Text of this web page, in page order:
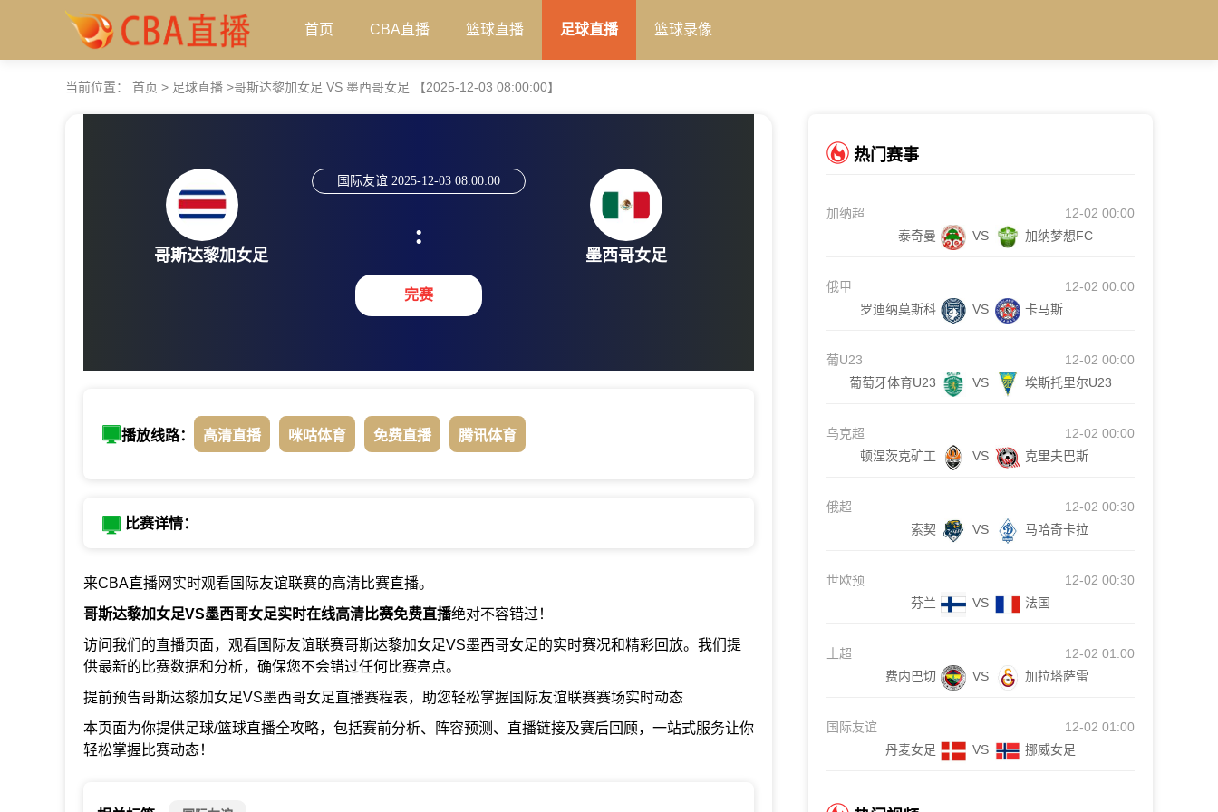
首页 CBA直播 篮球直播 足球直播 篮球录像
当前位置： 首页 > 足球直播 >哥斯达黎加女足 VS 墨西哥女足 【2025-12-03 08:00:00】
哥斯达黎加女足
国际友谊 2025-12-03 08:00:00
:
完赛
墨西哥女足
播放线路： 高清直播 咪咕体育 免费直播 腾讯体育
比赛详情：
来CBA直播网实时观看国际友谊联赛的高清比赛直播。
哥斯达黎加女足VS墨西哥女足实时在线高清比赛免费直播绝对不容错过！
访问我们的直播页面，观看国际友谊联赛哥斯达黎加女足VS墨西哥女足的实时赛况和精彩回放。我们提
供最新的比赛数据和分析，确保您不会错过任何比赛亮点。
提前预告哥斯达黎加女足VS墨西哥女足直播赛程表，助您轻松掌握国际友谊联赛赛场实时动态
本页面为你提供足球/篮球直播全攻略，包括赛前分析、阵容预测、直播链接及赛后回顾，一站式服务让你
轻松掌握比赛动态！
热门赛事
加纳超
12-02 00:00
泰奇曼
VS 加纳梦想FC
俄甲
12-02 00:00
罗迪纳莫斯科
VS 卡马斯
葡U23
12-02 00:00
葡萄牙体育U23
VS 埃斯托里尔U23
乌克超
12-02 00:00
顿涅茨克矿工
VS 克里夫巴斯
俄超
12-02 00:30
索契
VS 马哈奇卡拉
世欧预
12-02 00:30
芬兰
VS 法国
土超
12-02 01:00
费内巴切
VS 加拉塔萨雷
国际友谊
12-02 01:00
丹麦女足
VS 挪威女足